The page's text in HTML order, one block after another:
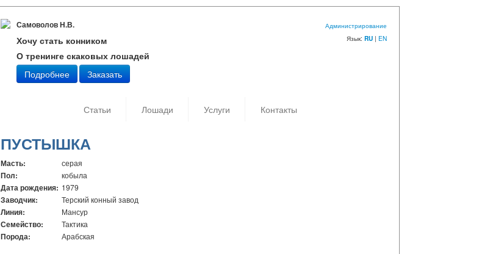
Самоволов Н.В.
Хочу стать конником
О тренинге скаковых лошадей
Подробнее
Заказать
Администрирование
Язык: RU | EN
Статьи Лошади Услуги Контакты
ПУСТЫШКА
Масть: серая
Пол: кобыла
Дата рождения: 1979
Заводчик: Терский конный завод
Линия: Мансур
Семейство: Тактика
Порода: Арабская